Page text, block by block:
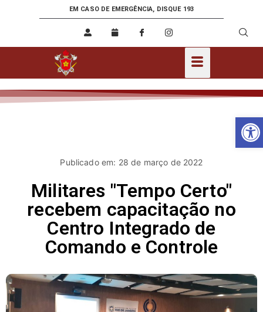
EM CASO DE EMERGÊNCIA, DISQUE 193
Publicado em: 28 de março de 2022
Militares "Tempo Certo"
recebem capacitação no
Centro Integrado de
Comando e Controle